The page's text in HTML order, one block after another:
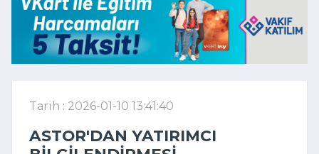
Tarih : 2026-01-10 13:41:40
ASTOR'DAN YATIRIMCI